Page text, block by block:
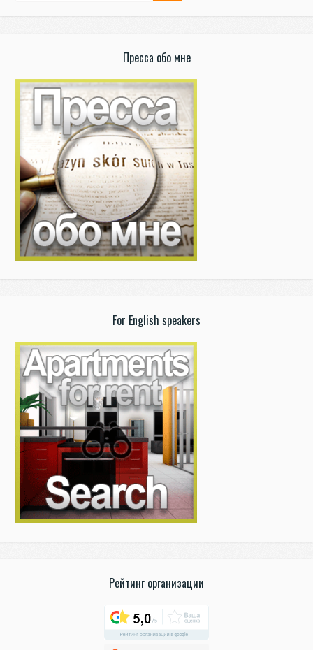
Пресса обо мне
For English speakers
Рейтинг организации